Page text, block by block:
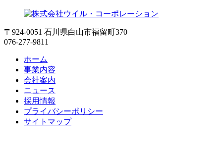
〒924-0051 石川県白山市福留町370
076-277-9811
ホーム
事業内容
会社案内
ニュース
採用情報
プライバシーポリシー
サイトマップ